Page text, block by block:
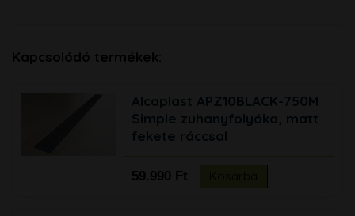
Kapcsolódó termékek:
Alcaplast APZ10BLACK-750M
Simple zuhanyfolyóka, matt
fekete ráccsal
59.990 Ft